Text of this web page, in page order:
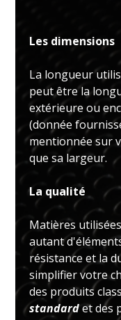
Les dimensions
La longueur
peut être la
extérieure ou
(donnée
mentionnée sur
que sa largeur.
La qualité
Matières
autant
résistance et la
simplifier votre
des produits
standardet des